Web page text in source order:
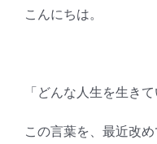
こんにちは。
「どんな人生を生き
この言葉を、最近改